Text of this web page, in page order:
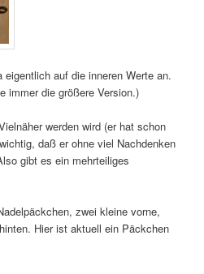
auf die inneren Werte an.
immer die größere Version.)
werden wird (er hat schon
daß er ohne viel Nachdenken
gibt es ein mehrteiliges
zwei kleine vorne,
Hier ist aktuell ein Päckchen